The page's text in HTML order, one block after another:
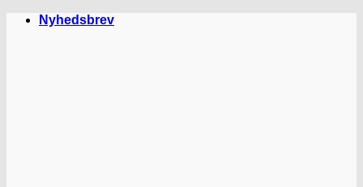
FortsætNyhedsbrev